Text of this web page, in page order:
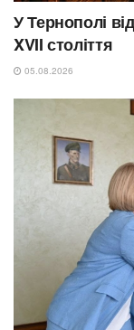
У Тернополі
XVII століття
05.08.2026